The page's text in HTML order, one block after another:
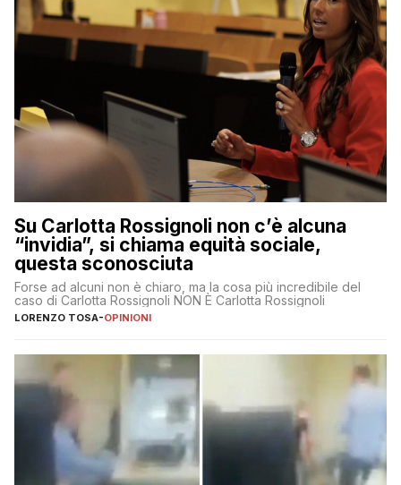
Su Carlotta Rossignoli non c’è alcuna
“invidia”, si chiama equità sociale,
questa sconosciuta
Forse ad alcuni non è chiaro, ma la cosa più incredibile del
caso di Carlotta Rossignoli NON È Carlotta Rossignoli
LORENZO TOSA-OPINIONI